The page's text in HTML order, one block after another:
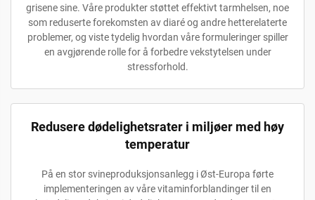
grisene sine. Våre produkter støttet effektivt tarmhelsen, noe
som reduserte forekomsten av diaré og andre hetterelaterte
problemer, og viste tydelig hvordan våre formuleringer spiller
en avgjørende rolle for å forbedre vekstytelsen under
stressforhold.
Redusere dødelighetsrater i miljøer med høy
temperatur
På en stor svineproduksjonsanlegg i Øst-Europa førte
implementeringen av våre vitaminforblandinger til en